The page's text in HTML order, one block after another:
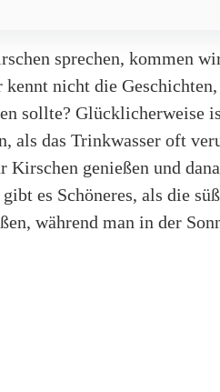
sprechen, kommen
kennt nicht die
sollte? Glücklicherweise
als das Trinkwasser oft
Kirschen genießen und
es Schöneres, als die
während man in der